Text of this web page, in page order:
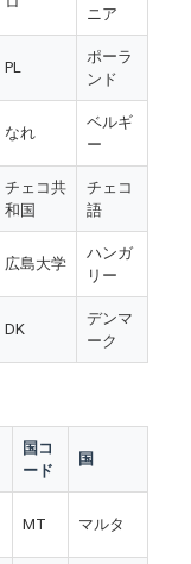
ニア
PL
ポーラ
ンド
なれ
ベルギ
ー
チェコ共
和国
チェコ
語
広島大学
ハンガ
リー
DK
デンマ
ーク
国コ
ード
国
MT マルタ